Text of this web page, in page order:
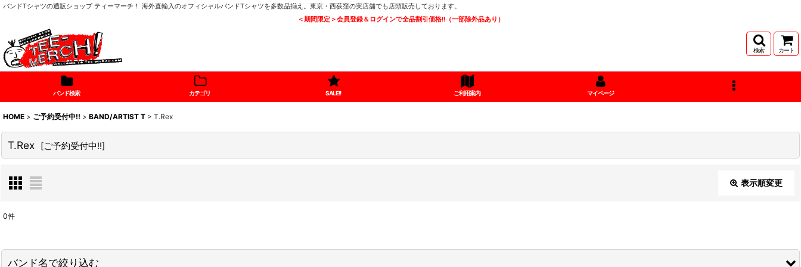
バンドTシャツの通販ショップ ティーマーチ！ 海外直輸入のオフィシャルバンドTシャツを多数品揃え。東京・西荻窪の実店舗でも店頭販売しております。
＜期間限定＞会員登録＆ログインで全品割引価格!!（一部除外品あり）
検索 カート
バンド検索 カテゴリ SALE!! ご利用案内 マイページ
HOME > ご予約受付中!! > BAND/ARTIST T > T.Rex
T.Rex [ご予約受付中!!]
表示順変更
在庫あり
0件
バンド名で絞り込む